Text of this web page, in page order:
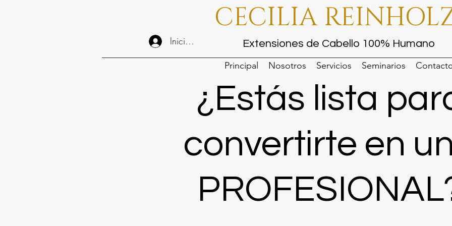
CECILIA
Extensiones de Cabello 100% Humano
Iniciar sesión
Principal Nosotros Servicios Seminarios
¿Estás lista
convertirte en